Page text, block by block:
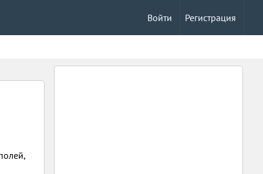
Регистрация
Войти